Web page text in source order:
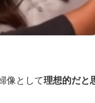
像として理想的だと